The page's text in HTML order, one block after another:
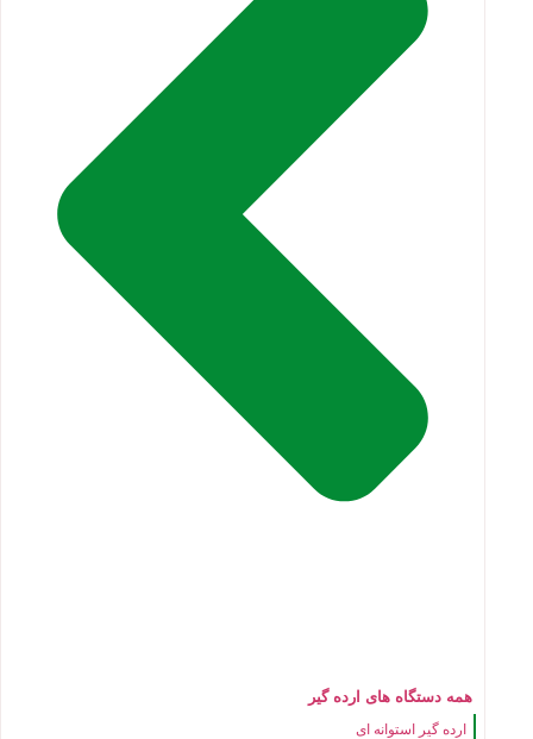
همه دستگاه های ارده گیر
ارده گیر استوانه ای